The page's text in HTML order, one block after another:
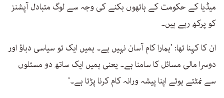
میڈیا کے حکومت کے ہاتھوں بکنے کی وجہ سے لوگ متبادل آپشنز
کو پرکھ رہے ہیں۔
ان کا کہنا تھا: ’ہمارا کام آسان نہیں ہے۔ ہمیں ایک تو سیاسی دباؤ اور
دوسرا مالی مسائل کا سامنا ہے۔ یعنی ہمیں ایک ساتھ دو مسئلوں
سے نمٹتے ہوئے اپنا پیشہ ورانہ کام کرنا پڑتا ہے۔‘